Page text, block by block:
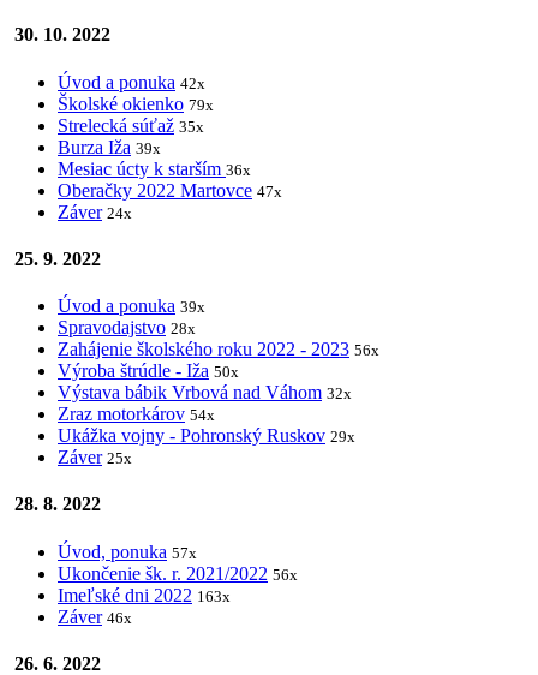
30. 10. 2022
Úvod a ponuka 42x
Školské okienko 79x
Strelecká súťaž 35x
Burza Iža 39x
Mesiac úcty k starším 36x
Oberačky 2022 Martovce 47x
Záver 24x
25. 9. 2022
Úvod a ponuka 39x
Spravodajstvo 28x
Zahájenie školského roku 2022 - 2023 56x
Výroba štrúdle - Iža 50x
Výstava bábik Vrbová nad Váhom 32x
Zraz motorkárov 54x
Ukážka vojny - Pohronský Ruskov 29x
Záver 25x
28. 8. 2022
Úvod, ponuka 57x
Ukončenie šk. r. 2021/2022 56x
Imeľské dni 2022 163x
Záver 46x
26. 6. 2022